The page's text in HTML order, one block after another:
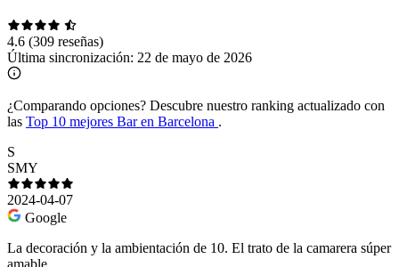
4.6 (309 reseñas)
Última sincronización: 22 de mayo de 2026
¿Comparando opciones? Descubre nuestro ranking actualizado con
las Top 10 mejores Bar en Barcelona .
S
SMY
2024-04-07
Google
La decoración y la ambientación de 10. El trato de la camarera súper
amable.